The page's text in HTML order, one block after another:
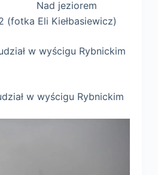
(fotka Eli Kiełbasiewicz)
w wyścigu Rybnickim
w wyścigu Rybnickim